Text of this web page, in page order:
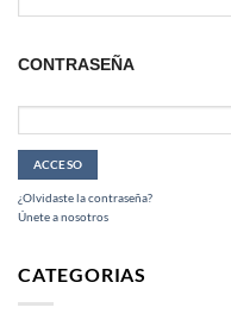
CONTRASEÑA
¿Olvidaste la contraseña?
Únete a nosotros
CATEGORIAS